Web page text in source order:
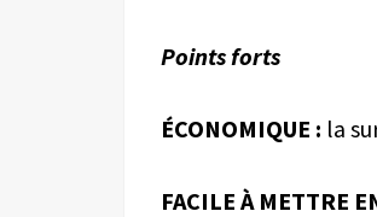
Points forts
ÉCONOMIQUE : la
FACILE À METTRE